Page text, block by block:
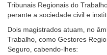
Tribunais Regionais do
perante a sociedade civil e
Dois magistrados atuam, no
Trabalho, como Gestores
Seguro, cabendo-lhes: